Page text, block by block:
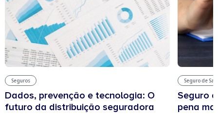
Seguros
Dados, prevenção e tecnologia: O
futuro da distribuição seguradora
Seguro de
Seguro
pena